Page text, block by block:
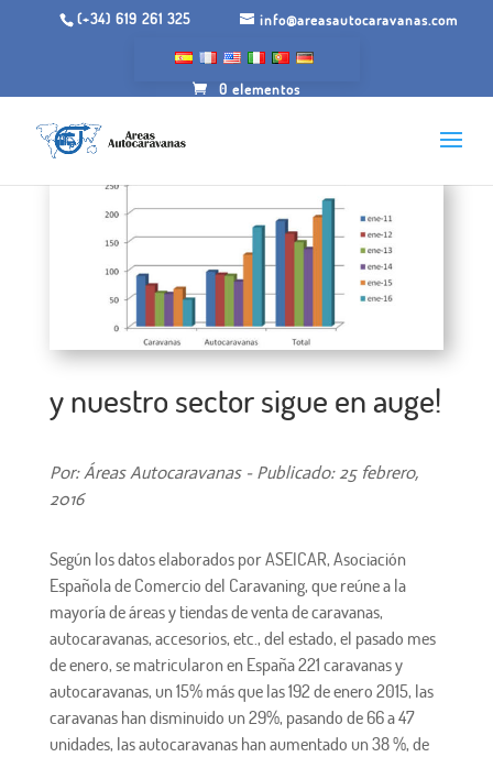
(+34) 619 261 325 info@areasautocaravanas.com
0 elementos
y nuestro sector sigue en auge!
Por: Áreas Autocaravanas - Publicado: 25 febrero,
2016
Según los datos elaborados por ASEICAR, Asociación
Española de Comercio del Caravaning, que reúne a la
mayoría de áreas y tiendas de venta de caravanas,
autocaravanas, accesorios, etc., del estado, el pasado mes
de enero, se matricularon en España 221 caravanas y
autocaravanas, un 15% más que las 192 de enero 2015, las
caravanas han disminuido un 29%, pasando de 66 a 47
unidades, las autocaravanas han aumentado un 38 %, de